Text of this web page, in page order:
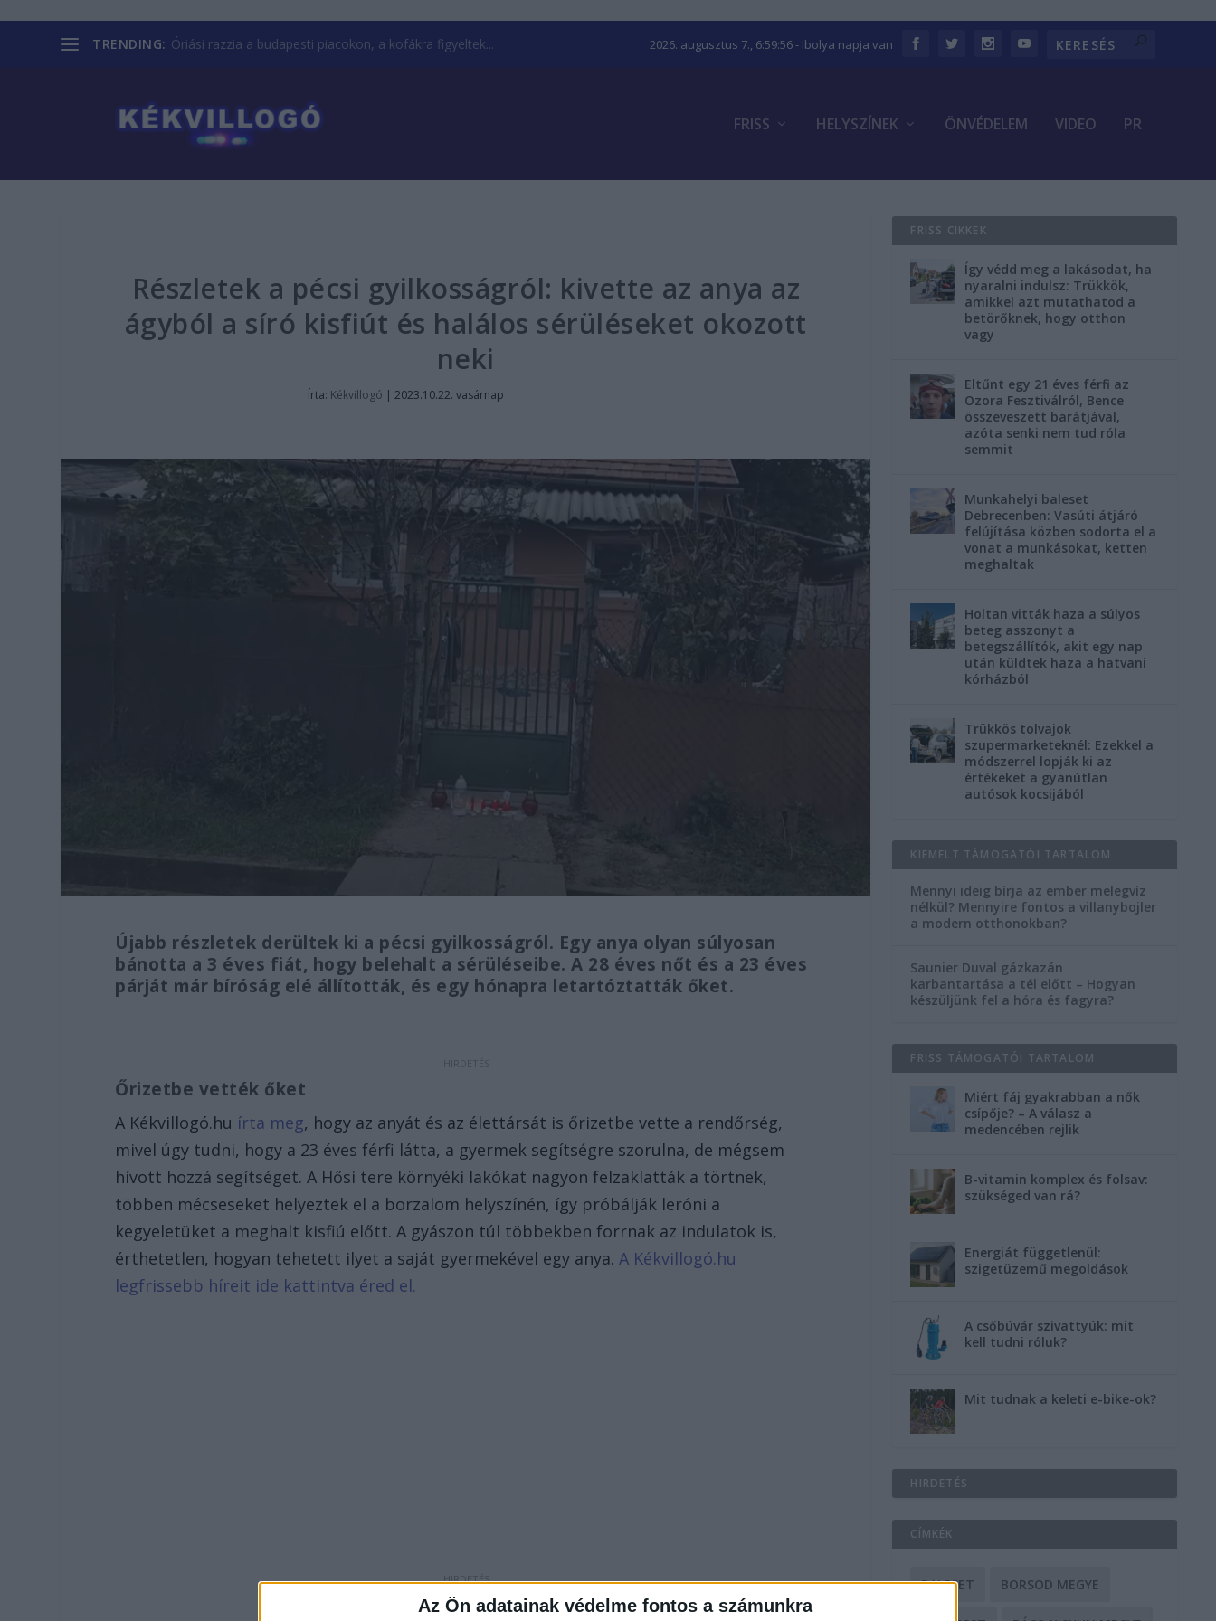
Az Ön adatainak védelme fontos a számunkra
TRENDING: Óriási razzia a budapesti piacokon, a kofákra figyeltek... 2026. augusztus 7., 6:59:57- Ibolya napja van
FRISS HELYSZÍNEK ÖNVÉDELEM VIDEO PR
Részletek a pécsi gyilkosságról: kivette az anya az
ágyból a síró kisfiút és halálos sérüléseket okozott
neki
Írta: Kékvillogó | 2023.10.22. vasárnap
Újabb részletek derültek ki a pécsi gyilkosságról. Egy anya olyan súlyosan
bánotta a 3 éves fiát, hogy belehalt a sérüléseibe. A 28 éves nőt és a 23 éves
párját már bíróság elé állították, és egy hónapra letartóztatták őket.
Őrizetbe vették őket
A Kékvillogó.hu írta meg, hogy az anyát és az élettársát is őrizetbe vette a rendőrség,
mivel úgy tudni, hogy a 23 éves férfi látta, a gyermek segítségre szorulna, de mégsem
hívott hozzá segítséget. A Hősi tere környéki lakókat nagyon felzaklatták a törtnek,
többen mécseseket helyeztek el a borzalom helyszínén, így próbálják leróni a
kegyeletüket a meghalt kisfiú előtt. A gyászon túl többekben forrnak az indulatok is,
érthetetlen, hogyan tehetett ilyet a saját gyermekével egy anya.A Kékvillogó.hu
legfrissebb híreit ide kattintva éred el.
FRISS CIKKEK
Így védd meg a lakásodat, ha
nyaralni indulsz: Trükkök,
amikkel azt mutathatod a
betörőknek, hogy otthon
vagy
Eltűnt egy 21 éves férfi az
Ozora Fesztiválról, Bence
összeveszett barátjával,
azóta senki nem tud róla
semmit
Munkahelyi baleset
Debrecenben: Vasúti átjáró
felújítása közben sodorta el a
vonat a munkásokat, ketten
meghaltak
Holtan vitták haza a súlyos
beteg asszonyt a
betegszállítók, akit egy nap
után küldtek haza a hatvani
kórházból
Trükkös tolvajok
szupermarketeknél: Ezekkel a
módszerrel lopják ki az
értékeket a gyanútlan
autósok kocsijából
KIEMELT TÁMOGATÓI TARTALOM
Mennyi ideig bírja az ember melegvíz
nélkül? Mennyire fontos a villanybojler
a modern otthonokban?
Saunier Duval gázkazán
karbantartása a tél előtt – Hogyan
készüljünk fel a hóra és fagyra?
FRISS TÁMOGATÓI TARTALOM
Miért fáj gyakrabban a nők
csípője? – A válasz a
medencében rejlik
B-vitamin komplex és folsav:
szükséged van rá?
Energiát függetlenül:
szigetüzemű megoldások
A csőbúvár szivattyúk: mit
kell tudni róluk?
Mit tudnak a keleti e-bike-ok?
HIRDETÉS
CÍMKÉK
BALESET BORSOD MEGYE